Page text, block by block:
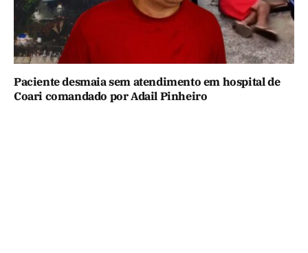
Paciente desmaia sem atendimento em hospital de
Coari comandado por Adail Pinheiro